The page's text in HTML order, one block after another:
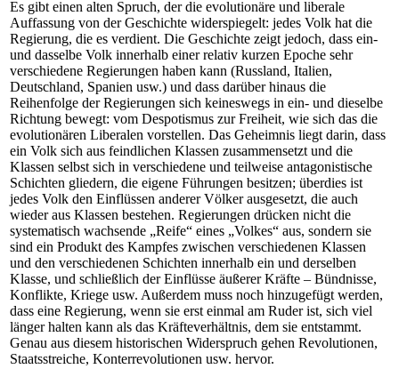
Es gibt einen alten Spruch, der die evolutionäre und liberale
Auffassung von der Geschichte widerspiegelt: jedes Volk hat die
Regierung, die es verdient. Die Geschichte zeigt jedoch, dass ein-
und dasselbe Volk innerhalb einer relativ kurzen Epoche sehr
verschiedene Regierungen haben kann (Russland, Italien,
Deutschland, Spanien usw.) und dass darüber hinaus die
Reihenfolge der Regierungen sich keineswegs in ein- und dieselbe
Richtung bewegt: vom Despotismus zur Freiheit, wie sich das die
evolutionären Liberalen vorstellen. Das Geheimnis liegt darin, dass
ein Volk sich aus feindlichen Klassen zusammensetzt und die
Klassen selbst sich in verschiedene und teilweise antagonistische
Schichten gliedern, die eigene Führungen besitzen; überdies ist
jedes Volk den Einflüssen anderer Völker ausgesetzt, die auch
wieder aus Klassen bestehen. Regierungen drücken nicht die
systematisch wachsende „Reife“ eines „Volkes“ aus, sondern sie
sind ein Produkt des Kampfes zwischen verschiedenen Klassen
und den verschiedenen Schichten innerhalb ein und derselben
Klasse, und schließlich der Einflüsse äußerer Kräfte – Bündnisse,
Konflikte, Kriege usw. Außerdem muss noch hinzugefügt werden,
dass eine Regierung, wenn sie erst einmal am Ruder ist, sich viel
länger halten kann als das Kräfteverhältnis, dem sie entstammt.
Genau aus diesem historischen Widerspruch gehen Revolutionen,
Staatsstreiche, Konterrevolutionen usw. hervor.